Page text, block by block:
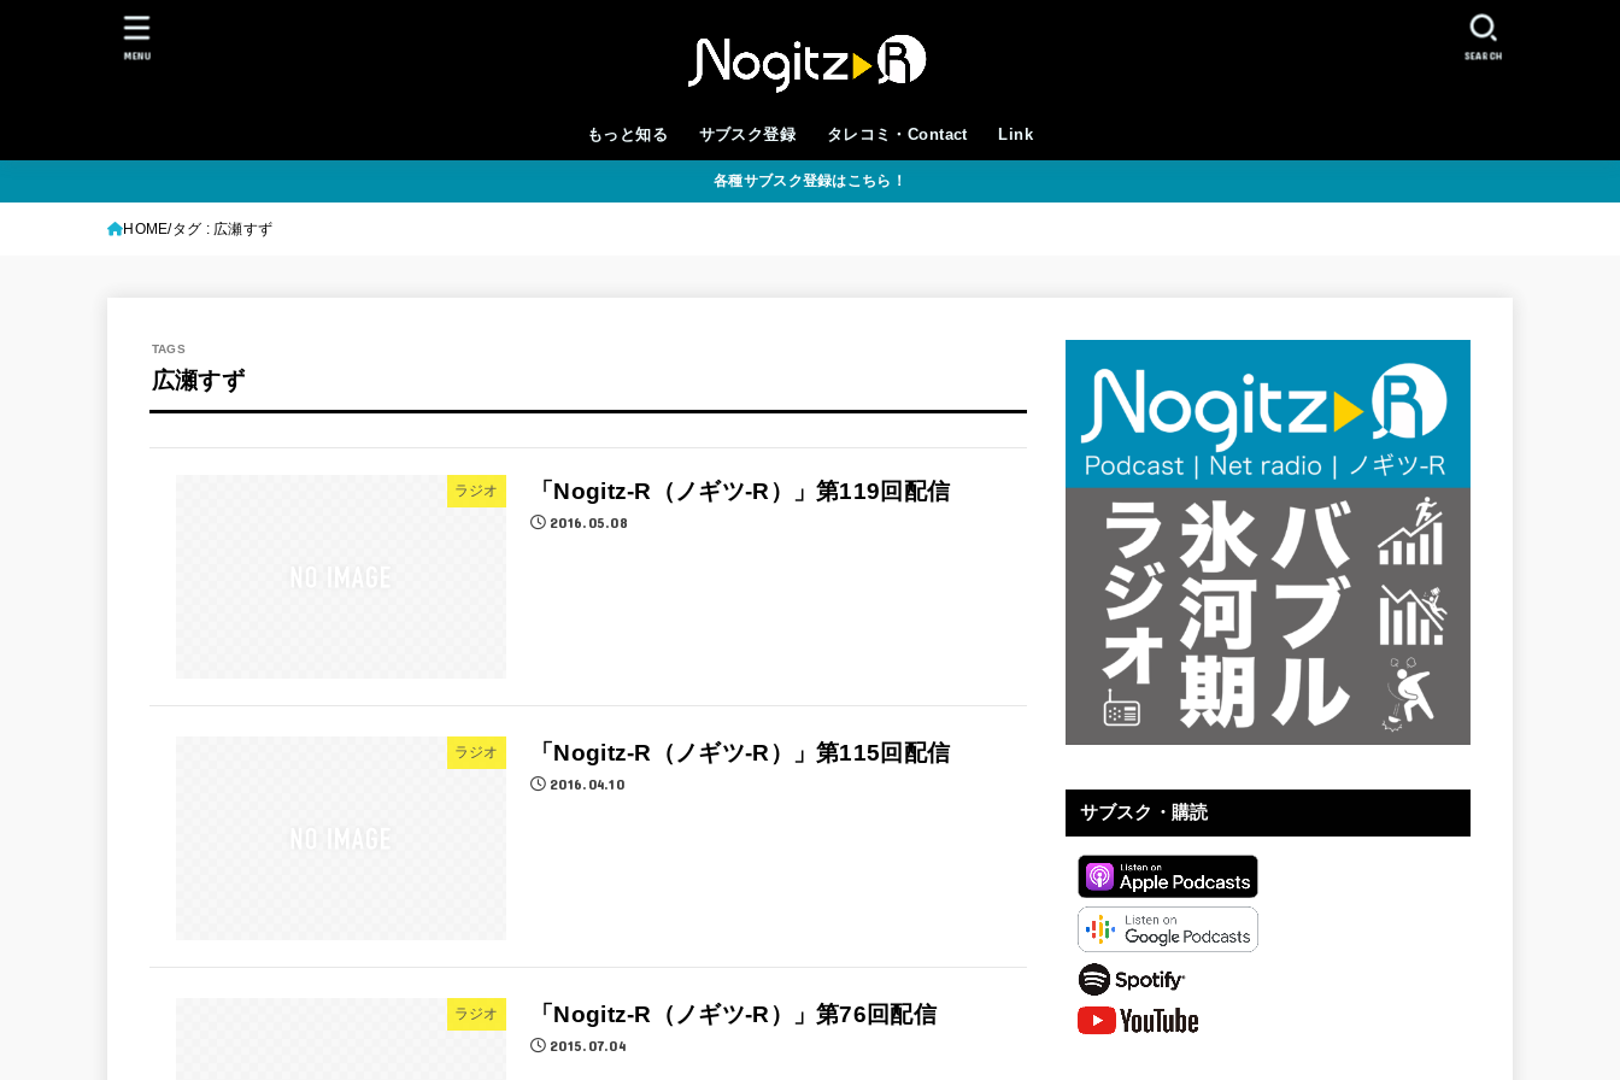
もっと知る サブスク登録 タレコミ・Contact Link
SEARCH
MENU
各種サブスク登録はこちら！
HOME タグ : 広瀬すず
広瀬すず
ラジオ 「Nogitz-R（ノギツ-R）」第119回配信
2016.05.08
ラジオ 「Nogitz-R（ノギツ-R）」第115回配信
2016.04.10
ラジオ 「Nogitz-R（ノギツ-R）」第76回配信
2015.07.04
サブスク・購読